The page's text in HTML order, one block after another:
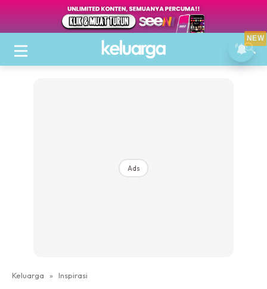
Ads
Keluarga » Inspirasi
NEW